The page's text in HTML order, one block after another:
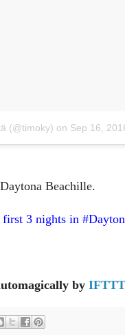
(@timoky) on Sep 16,
Beachille.
3 nights in
by